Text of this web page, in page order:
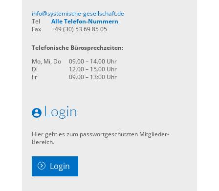
info@systemische-gesellschaft.de
Tel
Alle Telefon-Nummern
Fax
+49 (30) 53 69 85 05
Telefonische Bürosprechzeiten:
Mo, Mi, Do
09.00 – 14.00 Uhr
Di
12.00 – 15.00 Uhr
Fr
09.00 – 13:00 Uhr
Login
Hier geht es zum passwortgeschützten Mitglieder-
Bereich.
Login